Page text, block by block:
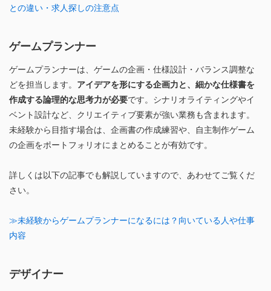
との違い・求人探しの注意点
ゲームプランナー
ゲームプランナーは、ゲームの企画・仕様設計・バランス調整な
どを担当します。 アイデアを形にする企画力と、細かな仕様書を
作成する論理的な思考力が必要です。シナリオライティングやイ
ベント設計など、クリエイティブ要素が強い業務も含まれます。
未経験から目指す場合は、企画書の作成練習や、自主制作ゲーム
の企画をポートフォリオにまとめることが有効です。
詳しくは以下の記事でも解説していますので、あわせてご覧くだ
さい。
≫未経験からゲームプランナーになるには？向いている人や仕事
内容
デザイナー